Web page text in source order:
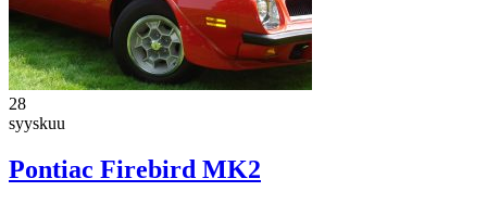
28
syyskuu
Pontiac Firebird MK2